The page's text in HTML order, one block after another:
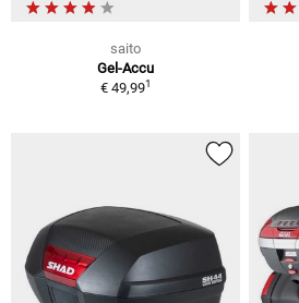
saito
Gel-Accu
€ 49,991